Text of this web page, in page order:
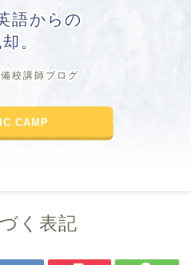
語からの
。
校講師ブログ
CAMP
く表記